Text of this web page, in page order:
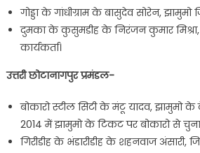
गोड्डा के गांधीग्राम के बासुदेव सोरेन, झामुमो
दुमका के कुसुमडीह के निरंजन कुमार
कार्यकर्ता।
उत्तरी छोटानागपुर प्रमंडल-
बोकारो स्टील सिटी के मंटू यादव, झामुमो
2014 में झामुमो के टिकट पर बोकारो से
गिरीडीह के भंडारीडीह के शहनवाज अंसारी,